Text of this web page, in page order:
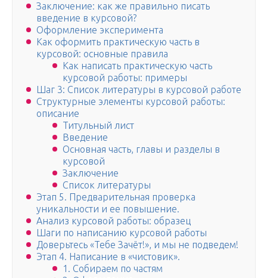
Заключение: как же правильно писать
введение в курсовой?
Оформление эксперимента
Как оформить практическую часть в
курсовой: основные правила
Как написать практическую часть
курсовой работы: примеры
Шаг 3: Список литературы в курсовой работе
Структурные элементы курсовой работы:
описание
Титульный лист
Введение
Основная часть, главы и разделы в
курсовой
Заключение
Список литературы
Этап 5. Предварительная проверка
уникальности и ее повышение.
Анализ курсовой работы: образец
Шаги по написанию курсовой работы
Доверьтесь «Тебе Зачёт!», и мы не подведем!
Этап 4. Написание в «чистовик».
1. Собираем по частям